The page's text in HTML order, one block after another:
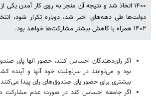
۱۴۰۰ اتخاذ شد و نتیجه آن منجر به روی کار آمدن
دولت‌ها طی دهه‌های اخیر شد، دوباره تکرار شود،
۱۴۰۲ همراه با کاهش بیشتر مشارکت‌ها خواهد بود.
اگر رای‌دهندگان احساس کنند، حضور آنها پای
بود و می‌توانند در سرنوشت خود آنها و آینده کشور
بیشتری برای حضور پای صندوق‌های رای پیدا
اگر جامعه احساس کند در صورت عدم مشارکت